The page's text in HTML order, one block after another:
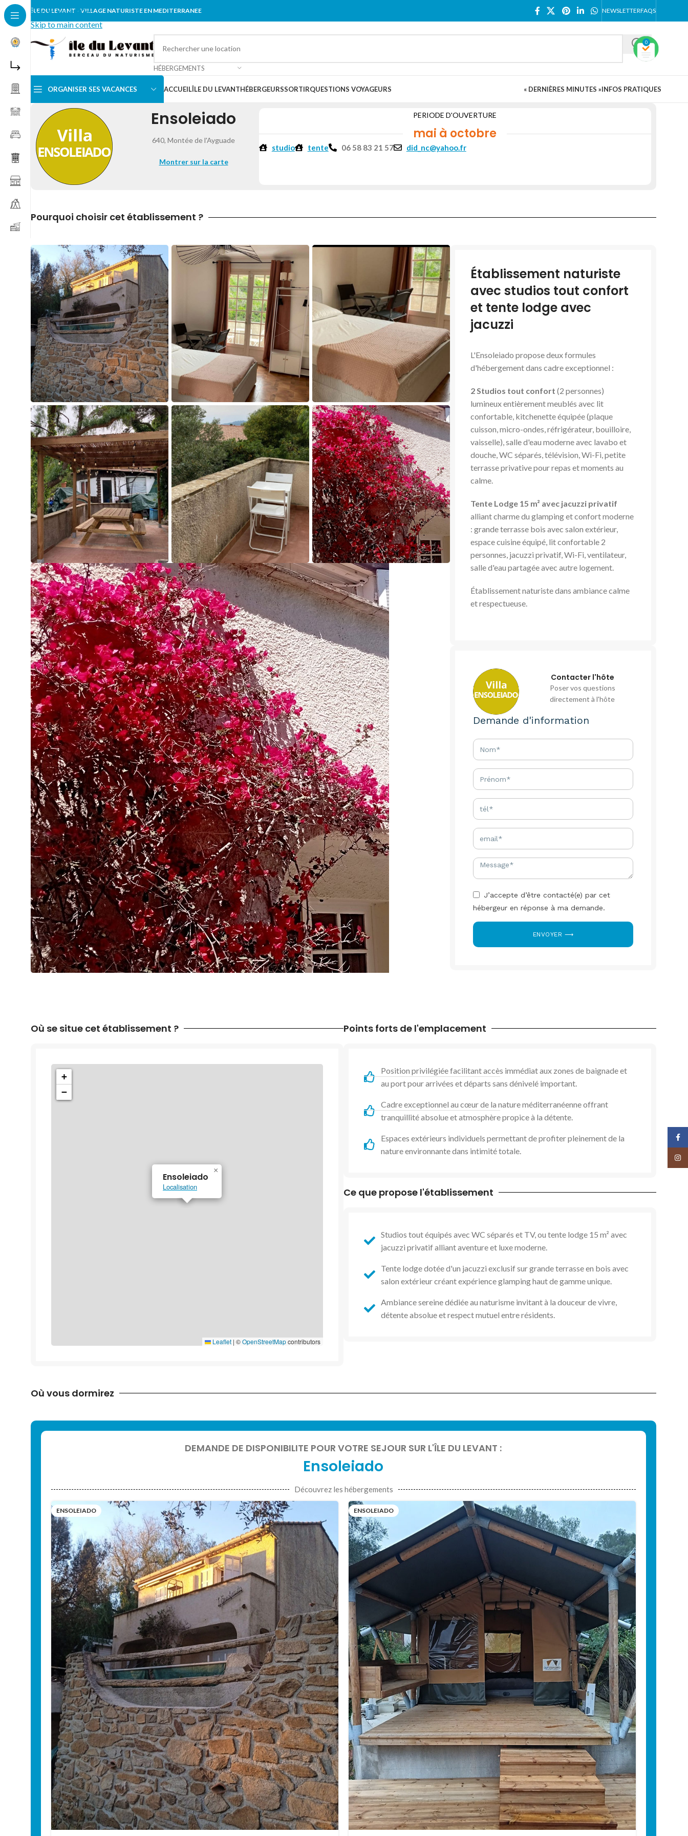
Skip to navigation
Skip to main content
ÎLE DU LEVANT - VILLAGE NATURISTE EN MEDITERRANEE NEWSLETTERFAQS
HÉBERGEMENTS
0
ORGANISER SES VACANCES ACCUEILÎLE DU LEVANTHÉBERGEURSSORTIRQUESTIONS VOYAGEURS « DERNIÈRES MINUTES »INFOS PRATIQUES
Ensoleiado
640, Montée de l'Ayguade
Montrer sur la carte
PERIODE D'OUVERTURE
mai à octobre
studio tente 06 58 83 21 57 did_nc@yahoo.fr
Pourquoi choisir cet établissement ?
Établissement naturiste
avec studios tout confort
et tente lodge avec
jacuzzi
L'Ensoleiado propose deux formules
d'hébergement dans cadre exceptionnel :
2 Studios tout confort (2 personnes)
lumineux entièrement meublés avec lit
confortable, kitchenette équipée (plaque
cuisson, micro-ondes, réfrigérateur, bouilloire,
vaisselle), salle d'eau moderne avec lavabo et
douche, WC séparés, télévision, Wi-Fi, petite
terrasse privative pour repas et moments au
calme.
Tente Lodge 15 m² avec jacuzzi privatif
alliant charme du glamping et confort moderne
: grande terrasse bois avec salon extérieur,
espace cuisine équipé, lit confortable 2
personnes, jacuzzi privatif, Wi-Fi, ventilateur,
salle d'eau partagée avec autre logement.
Établissement naturiste dans ambiance calme
et respectueuse.
Contacter l'hôte
Poser vos questions
directement à l'hôte
Demande d'information
J’accepte d’être contacté(e) par cet
hébergeur en réponse à ma demande.
ENVOYER ⟶
Où se situe cet établissement ?
Ensoleiado
Localisation
×
+
−
Leaflet | ©OpenStreetMapcontributors
Points forts de l'emplacement
Position privilégiée facilitant accès immédiat aux zones de baignade et
au port pour arrivées et départs sans dénivelé important.
Cadre exceptionnel au cœur de la nature méditerranéenne offrant
tranquillité absolue et atmosphère propice à la détente.
Espaces extérieurs individuels permettant de profiter pleinement de la
nature environnante dans intimité totale.
Ce que propose l'établissement
Studios tout équipés avec WC séparés et TV, ou tente lodge 15 m² avec
jacuzzi privatif alliant aventure et luxe moderne.
Tente lodge dotée d'un jacuzzi exclusif sur grande terrasse en bois avec
salon extérieur créant expérience glamping haut de gamme unique.
Ambiance sereine dédiée au naturisme invitant à la douceur de vivre,
détente absolue et respect mutuel entre résidents.
Où vous dormirez
DEMANDE DE DISPONIBILITE POUR VOTRE SEJOUR SUR L'ÎLE DU LEVANT :
Ensoleiado
Découvrez les hébergements
ENSOLEIADO ENSOLEIADO